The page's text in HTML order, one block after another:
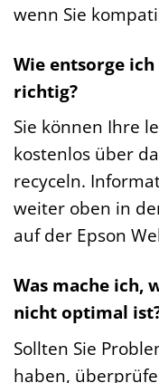
wenn Sie
Wie entsorge
richtig?
Sie können Ihre
kostenlos über
recyceln.
weiter oben in
auf der Epson
Was mache ich,
nicht optimal
Sollten Sie
haben,